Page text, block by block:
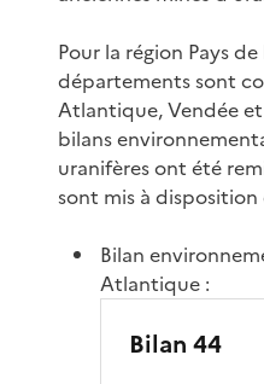
Pour la région Pays
départements sont
Atlantique, Vendée et
bilans
uranifères ont été
sont mis à
Bilan
Atlantique :
Bilan 44